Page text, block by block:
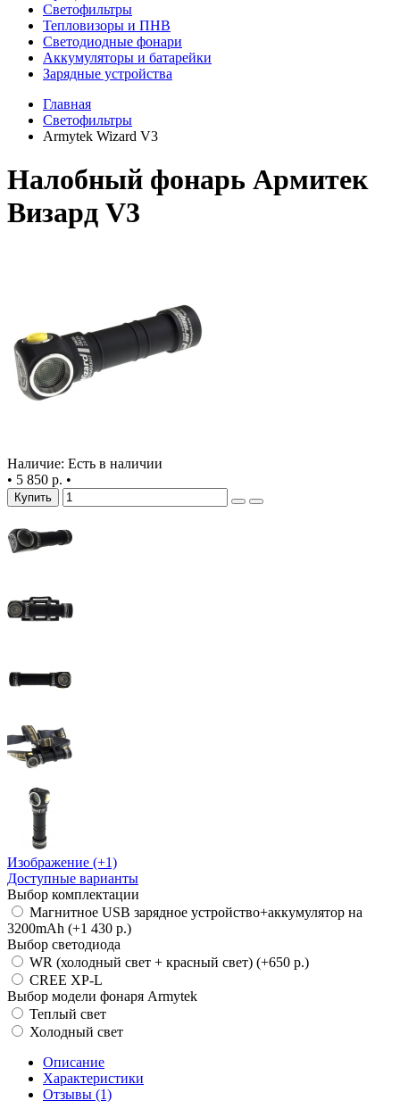
Светофильтры
Тепловизоры и ПНВ
Светодиодные фонари
Аккумуляторы и батарейки
Зарядные устройства
Главная
Светофильтры
Armytek Wizard V3
Налобный фонарь Армитек
Визард V3
Наличие: Есть в наличии
• 5 850 р. •
Купить
Изображение (+1)
Доступные варианты
Выбор комплектации
Магнитное USB зарядное устройство+аккумулятор на
3200mAh (+1 430 р.)
Выбор светодиода
WR (холодный свет + красный свет) (+650 р.)
CREE XP-L
Выбор модели фонаря Armytek
Теплый свет
Холодный свет
Описание
Характеристики
Отзывы (1)